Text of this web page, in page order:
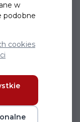
i
w najbliższy
Tym razem
w
podobne
cookies